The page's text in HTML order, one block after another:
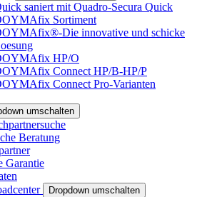
saniert mit Quadro-Secura Quick
Sortiment
Die innovative und schicke
HP/O
Connect HP/B-HP/P
Connect Pro-Varianten
umschalten
Beratung
Garantie
Dropdown umschalten